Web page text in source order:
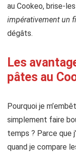
au Cookeo, brise-
impérativement un
dégâts.
Les
pâtes au
Pourquoi je
simplement faire
temps ? Parce que
quand je compare